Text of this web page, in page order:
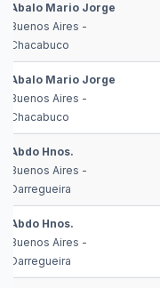
Abalo Mario Jorge
Buenos Aires -
Chacabuco
Abalo Mario Jorge
Buenos Aires -
Chacabuco
Abdo Hnos.
Buenos Aires -
Darregueira
Abdo Hnos.
Buenos Aires -
Darregueira